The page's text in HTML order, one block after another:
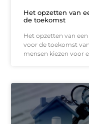
Het opzetten van
de toekomst
Het opzetten van
voor de toekomst
mensen kiezen voor